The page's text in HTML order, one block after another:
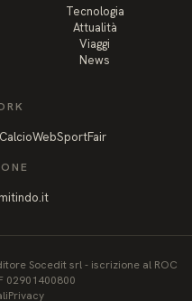
Tecnologia
Attualità
Viaggi
News
CalcioWebSportFair
Socedit srl - iscrizione al ROC
02901400800
Privacy